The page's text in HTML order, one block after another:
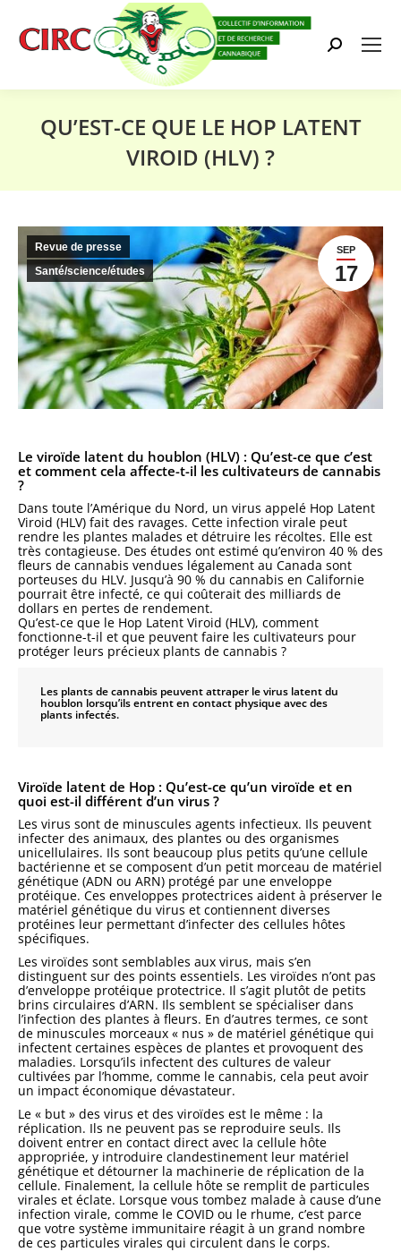
Search:
QU’EST-CE QUE LE HOP LATENT
VIROID (HLV) ?
SEP
17
Revue de presse
Santé/science/études
Le viroïde latent du houblon (HLV) : Qu’est-ce que c’est
et comment cela affecte-t-il les cultivateurs de cannabis
?
Dans toute l’Amérique du Nord, un virus appelé Hop Latent
Viroid (HLV) fait des ravages. Cette infection virale peut
rendre les plantes malades et détruire les récoltes. Elle est
très contagieuse. Des études ont estimé qu’environ 40 % des
fleurs de cannabis vendues légalement au Canada sont
porteuses du HLV. Jusqu’à 90 % du cannabis en Californie
pourrait être infecté, ce qui coûterait des milliards de
dollars en pertes de rendement.
Qu’est-ce que le Hop Latent Viroid (HLV), comment
fonctionne-t-il et que peuvent faire les cultivateurs pour
protéger leurs précieux plants de cannabis ?
Les plants de cannabis peuvent attraper le virus latent du
houblon lorsqu’ils entrent en contact physique avec des
plants infectés.
Viroïde latent de Hop : Qu’est-ce qu’un viroïde et en
quoi est-il différent d’un virus ?
Les virus sont de minuscules agents infectieux. Ils peuvent
infecter des animaux, des plantes ou des organismes
unicellulaires. Ils sont beaucoup plus petits qu’une cellule
bactérienne et se composent d’un petit morceau de matériel
génétique (ADN ou ARN) protégé par une enveloppe
protéique. Ces enveloppes protectrices aident à préserver le
matériel génétique du virus et contiennent diverses
protéines leur permettant d’infecter des cellules hôtes
spécifiques.
Les viroïdes sont semblables aux virus, mais s’en
distinguent sur des points essentiels. Les viroïdes n’ont pas
d’enveloppe protéique protectrice. Il s’agit plutôt de petits
brins circulaires d’ARN. Ils semblent se spécialiser dans
l’infection des plantes à fleurs. En d’autres termes, ce sont
de minuscules morceaux « nus » de matériel génétique qui
infectent certaines espèces de plantes et provoquent des
maladies. Lorsqu’ils infectent des cultures de valeur
cultivées par l’homme, comme le cannabis, cela peut avoir
un impact économique dévastateur.
Le « but » des virus et des viroïdes est le même : la
réplication. Ils ne peuvent pas se reproduire seuls. Ils
doivent entrer en contact direct avec la cellule hôte
appropriée, y introduire clandestinement leur matériel
génétique et détourner la machinerie de réplication de la
cellule. Finalement, la cellule hôte se remplit de particules
virales et éclate. Lorsque vous tombez malade à cause d’une
infection virale, comme le COVID ou le rhume, c’est parce
que votre système immunitaire réagit à un grand nombre
de ces particules virales qui circulent dans le corps.